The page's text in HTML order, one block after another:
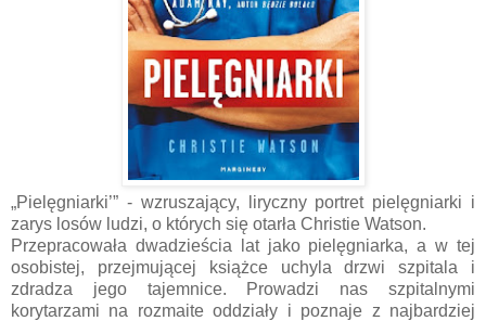
„Pielęgniarki’” - wzruszający, liryczny portret pielęgniarki i
zarys losów ludzi, o których się otarła Christie Watson.
Przepracowała dwadzieścia lat jako pielęgniarka, a w tej
osobistej, przejmującej książce uchyla drzwi szpitala i
zdradza jego tajemnice. Prowadzi nas szpitalnymi
korytarzami na rozmaite oddziały i poznaje z najbardziej